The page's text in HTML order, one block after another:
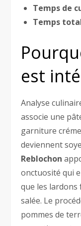
Temps de
Temps
est
Analyse
associe une
garniture
deviennent
Reblochon
onctuosité qui
que les
salée. Le
pommes de